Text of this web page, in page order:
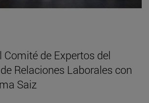
Comité de Expertos del
Relaciones Laborales con
Saiz